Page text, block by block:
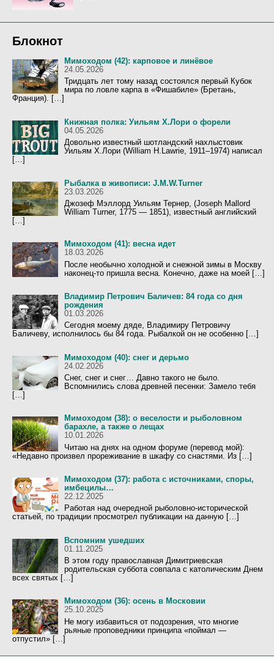
Блокнот
Мимоходом (42): карповое и линёвое
24.05.2026
Тридцать лет тому назад состоялся первый Кубок
мира по ловле карпа в «Фишабиле» (Бретань,
Франция). […]
Книжная полка: Уильям Х.Лори о форели
04.05.2026
Довольно известный шотландский нахлыстовик
Уильям Х.Лори (William H.Lawrie, 1911–1974) написал
[…]
Рыбалка в живописи: J.M.W.Turner
23.03.2026
Джозеф Мэллорд Уильям Тернер, (Joseph Mallord
William Turner, 1775 — 1851), известный английский
[…]
Мимоходом (41): весна идет
18.03.2026
После необычно холодной и снежной зимы в Москву
наконец-то пришла весна. Конечно, даже на моей […]
Владимир Петрович Баличев: 84 года со дня
рождения
01.03.2026
Сегодня моему дяде, Владимиру Петровичу
Баличеву, исполнилось бы 84 года. Рыбалкой он не особенно […]
Мимоходом (40): снег и дерьмо
24.02.2026
Снег, снег и снег… Давно такого не было.
Вспомнились слова древней песенки: Замело тебя
[…]
Мимоходом (38): о веселости и рыболовном
барахле, а также о лещах
10.01.2026
Читаю на днях на одном форуме (перевод мой):
«Недавно произвел прореживание в шкафу со снастями. Из […]
Мимоходом (37): работа с источниками, споры,
имбецилы…
22.12.2025
Работая над очередной рыболовно-исторической
статьей, по традиции просмотрел публикации на данную […]
Вспомним ушедших
01.11.2025
В этом году православная Димитриевская
родительская суббота совпала с католическим Днем
всех святых […]
Мимоходом (36): осень в Московии
25.10.2025
Не могу избавиться от подозрения, что многие
рьяные проповедники принципа «поймал —
отпустил» […]